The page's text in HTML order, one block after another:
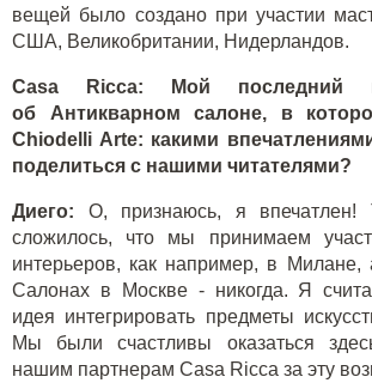
вещей было создано при участии
США, Великобритании, Нидерландов.
Casa Ricca: Мой последний
об Антикварном салоне, в
Chiodelli Arte: какими
поделиться с нашими читателями?
Диего: О, признаюсь, я впечатлен!
сложилось, что мы принимаем
интерьеров, как например, в Милане,
Салонах в Москве - никогда. Я
идея интегрировать предметы
Мы были счастливы оказаться
нашим партнерам Casa Ricca за эту